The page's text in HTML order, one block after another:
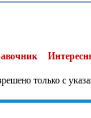
только с